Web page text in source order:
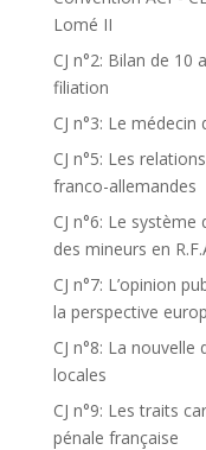
Lomé II
CJ n°2: Bilan de 10
filiation
CJ n°3: Le
CJ n°5: Les
franco-allemandes
CJ n°6: Le
des mineurs en
CJ n°7: L’opinion
la perspective
CJ n°8: La
locales
CJ n°9: Les traits
pénale française